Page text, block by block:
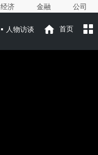
经济 金融 公司
人物访谈 首页